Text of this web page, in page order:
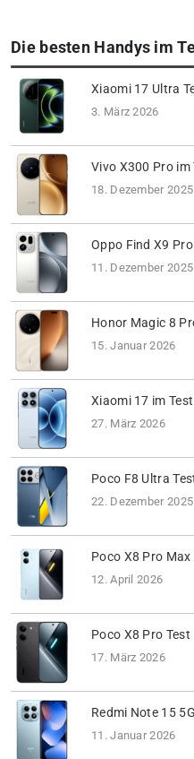
Die besten Handys im
Xiaomi 17 Ultra
3. März 2026
Vivo X300 Pro im
18. Dezember 2025
Oppo Find X9
11. Dezember 2025
Honor Magic 8
15. Januar 2026
Xiaomi 17 im Test
27. März 2026
Poco F8 Ultra
22. Dezember 2025
Poco X8 Pro Max
12. April 2026
Poco X8 Pro Test
17. März 2026
Redmi Note 15
11. Januar 2026